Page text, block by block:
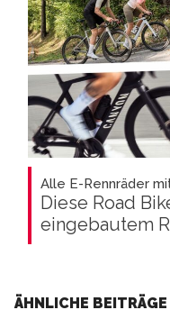
Alle E-Rennräder
Diese Road
eingebautem
ÄHNLICHE BEITRÄGE